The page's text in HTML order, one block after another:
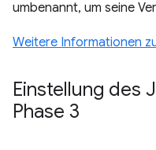
umbenannt, um seine
Weitere Informationen
Einstellung des
Phase 3